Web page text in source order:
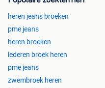
heren jeans broeken
pme jeans
heren broeken
lederen broek heren
pme jeans
zwembroek heren